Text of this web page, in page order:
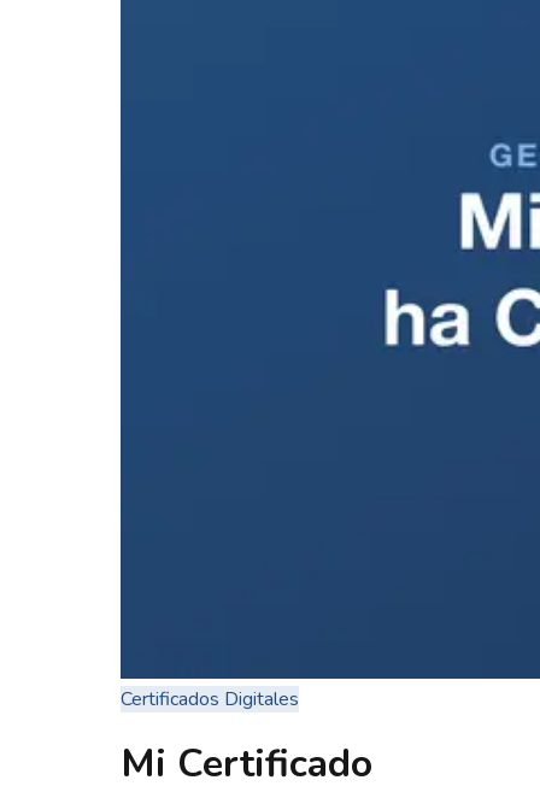
Certificados Digitales
Mi Certificado